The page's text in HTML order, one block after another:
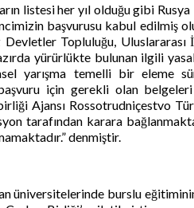
listesi her yıl olduğu gibi
başvurusu kabul
Devletler Topluluğu,
yürürlükte bulunan ilgili
yarışma temelli bir eleme
için gerekli olan
Ajansı Rossotrudniçestvo
tarafından karara
denmiştir.
burslu